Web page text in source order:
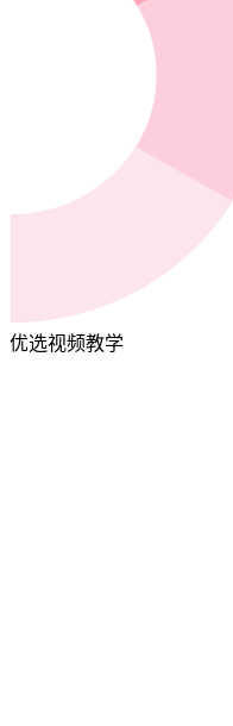
优选视频教学